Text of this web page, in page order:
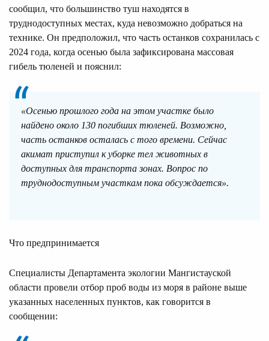
сообщил, что большинство туш находятся в
труднодоступных местах, куда невозможно добраться на
технике. Он предположил, что часть останков сохранилась с
2024 года, когда осенью была зафиксирована массовая
гибель тюленей и пояснил:
«Осенью прошлого года на этом участке было
найдено около 130 погибших тюленей. Возможно,
часть останков осталась с того времени. Сейчас
акимат приступил к уборке тел животных в
доступных для транспорта зонах. Вопрос по
труднодоступным участкам пока обсуждается».
Что предпринимается
Специалисты Департамента экологии Мангистауской
области провели отбор проб воды из моря в районе выше
указанных населенных пунктов, как говорится в
сообщении: